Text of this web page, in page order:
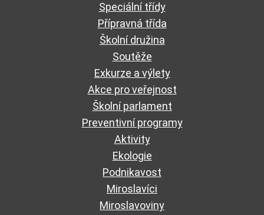
Speciální třídy
Přípravná třída
Školní družina
Soutěže
Exkurze a výlety
Akce pro veřejnost
Školní parlament
Preventivní programy
Aktivity
Ekologie
Podnikavost
Miroslavíci
Miroslavoviny